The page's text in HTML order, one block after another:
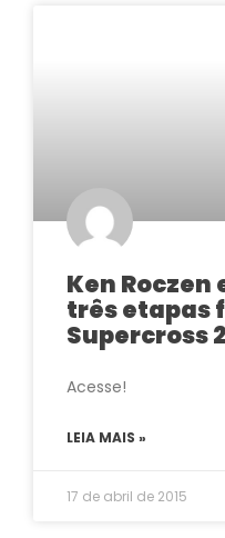
Ken
três etapas
Supercross
Acesse!
LEIA MAIS »
17 de abril de 2015